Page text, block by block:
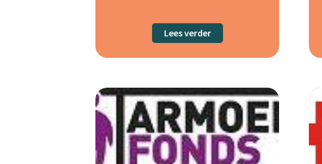
Lees verderabout Stichting Gilat